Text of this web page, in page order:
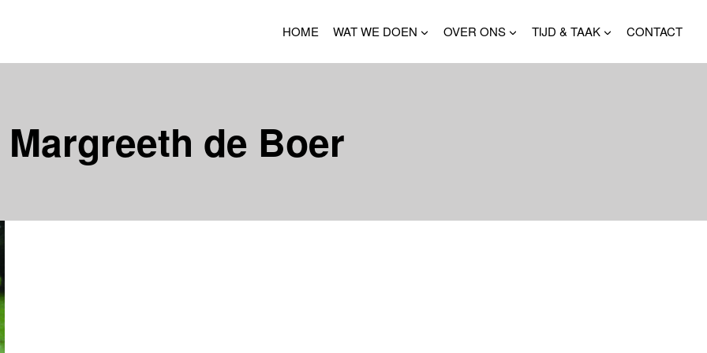
HOME WAT WE DOEN OVER ONS TIJD & TAAK CONTACT
Margreeth de Boer